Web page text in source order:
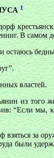
1
В самом
остаюсь
властей.
из того
“Если мы,
за
были